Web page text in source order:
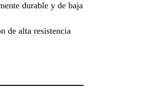
durable y de baja
de alta resistencia